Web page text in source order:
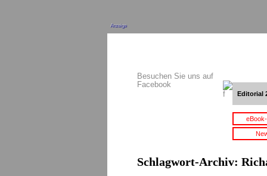
Anzeige
Besuchen Sie uns auf
Facebook
Editorial
Schlagwort-Archiv: